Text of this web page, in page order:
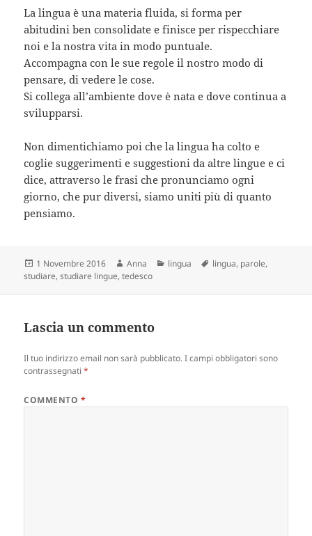
La lingua è una materia fluida, si forma per
abitudini ben consolidate e finisce per rispecchiare
noi e la nostra vita in modo puntuale.
Accompagna con le sue regole il nostro modo di
pensare, di vedere le cose.
Si collega all’ambiente dove è nata e dove continua a
svilupparsi.
Non dimentichiamo poi che la lingua ha colto e
coglie suggerimenti e suggestioni da altre lingue e ci
dice, attraverso le frasi che pronunciamo ogni
giorno, che pur diversi, siamo uniti più di quanto
pensiamo.
Scritto
il
1 Novembre 2016 Autore
Anna Categorie
lingua Tag
lingua, parole,
studiare,studiare lingue,tedesco
Lascia un commento
Il tuo indirizzo email non sarà pubblicato. I campi obbligatori sono
contrassegnati*
COMMENTO *